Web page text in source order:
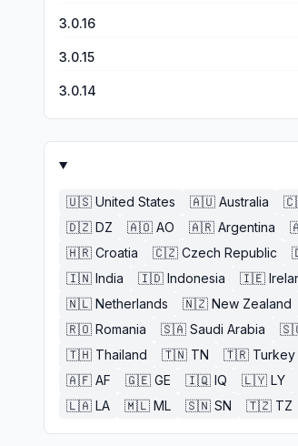
3.0.16
3.0.15
3.0.14
🇺🇸 United States 🇦🇺 Australia
🇩🇿 DZ 🇦🇴 AO 🇦🇷 Argentina
🇭🇷 Croatia 🇨🇿 Czech Republic
🇮🇳 India 🇮🇩 Indonesia 🇮🇪
🇳🇱 Netherlands 🇳🇿 New Zealand
🇷🇴 Romania 🇸🇦 Saudi Arabia
🇹🇭 Thailand 🇹🇳 TN 🇹🇷 Turkey
🇦🇫 AF 🇬🇪 GE 🇮🇶 IQ 🇱🇾 LY
🇱🇦 LA 🇲🇱 ML 🇸🇳 SN 🇹🇿 TZ